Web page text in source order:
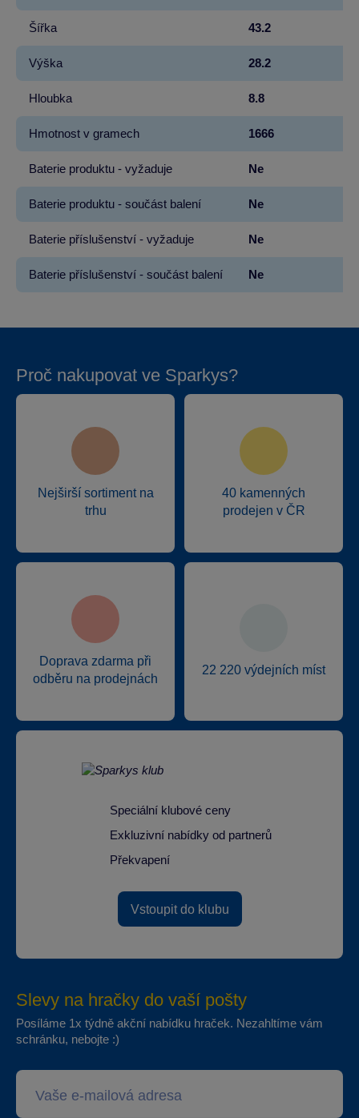
Šířka 43.2
Výška 28.2
Hloubka 8.8
Hmotnost v gramech 1666
Baterie produktu - vyžaduje Ne
Baterie produktu - součást balení Ne
Baterie příslušenství - vyžaduje Ne
Baterie příslušenství - součást balení Ne
Proč nakupovat ve Sparkys?
Nejširší sortiment na
trhu
40 kamenných
prodejen v ČR
Doprava zdarma při
odběru na prodejnách
22 220 výdejních míst
Speciální klubové ceny
Exkluzivní nabídky od partnerů
Překvapení
Vstoupit do klubu
Slevy na hračky do vaší pošty
Posíláme 1x týdně akční nabídku hraček. Nezahltíme vám
schránku, nebojte :)